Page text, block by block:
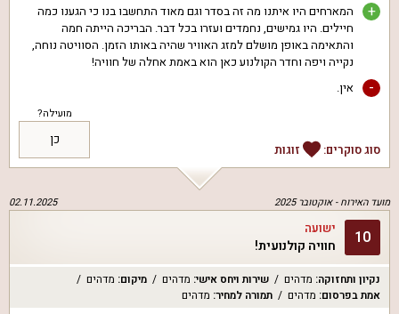
+
המארחים היו איתנו מה זה בסדר וגם מאוד התחשבו בנו כי הגענו כמה
חיילים. היו גמישים, נחמדים ועזרו בכל דבר. הבריכה הייתה חמה
והתאימה באופן מושלם למזג האוויר שהיה באותו הזמן. הסוויטה נוחה,
נקייה ויפה וחדר הקולנוע כאן הוא באמת אחלה של חוויה!
- אין.
סוג סוקרים: זוגות
מועילה?
כן
מועד האירוח -אוקטובר 2025 02.11.2025
10 ישועה
חוויה קולנועית!
נקיון ותחזוקה: מדהים שירות ויחס אישי: מדהים מיקום: מדהים
אמת בפרסום: מדהים תמורה למחיר: מדהים